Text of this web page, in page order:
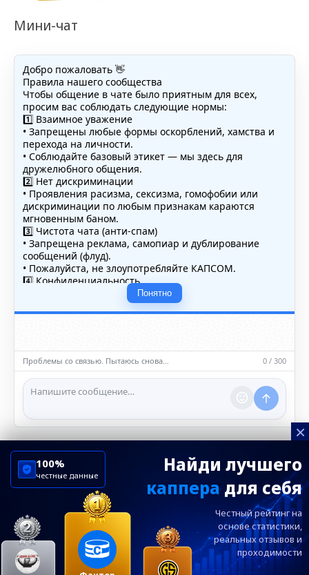
Мини-чат
Добро пожаловать 👋
Правила нашего сообщества
Чтобы общение в чате было приятным для всех,
просим вас соблюдать следующие нормы:
1️⃣ Взаимное уважение
• Запрещены любые формы оскорблений, хамства и
перехода на личности.
• Соблюдайте базовый этикет — мы здесь для
дружелюбного общения.
2️⃣ Нет дискриминации
• Проявления расизма, сексизма, гомофобии или
дискриминации по любым признакам караются
мгновенным баном.
3️⃣ Чистота чата (анти-спам)
• Запрещена реклама, самопиар и дублирование
сообщений (флуд).
• Пожалуйста, не злоупотребляйте КАПСОМ.
4️⃣ Конфиденциальность
• Не публикуйте личные данные — свои или чужие
(телефоны, адреса, документы).
5️⃣ Уместность контента
насилию.
ℹ️ Модераторы и администраторы вправе удалять
сообщения и ограничивать доступ к чату при
нарушении правил.
Понятно
Проблемы со связью. Пытаюсь снова… 0 / 300
×
Найди лучшего
каппера для себя
Честный рейтинг на
основе статистики,
реальныхотзывов и
проходимости
100%
честные данные
ChelseaBluesRu
ФК Челси
Посетителям
Информация
Ежевечерний дайджест главных новостей от
редакции ChelseaBlues.ru — подписывайтесь!